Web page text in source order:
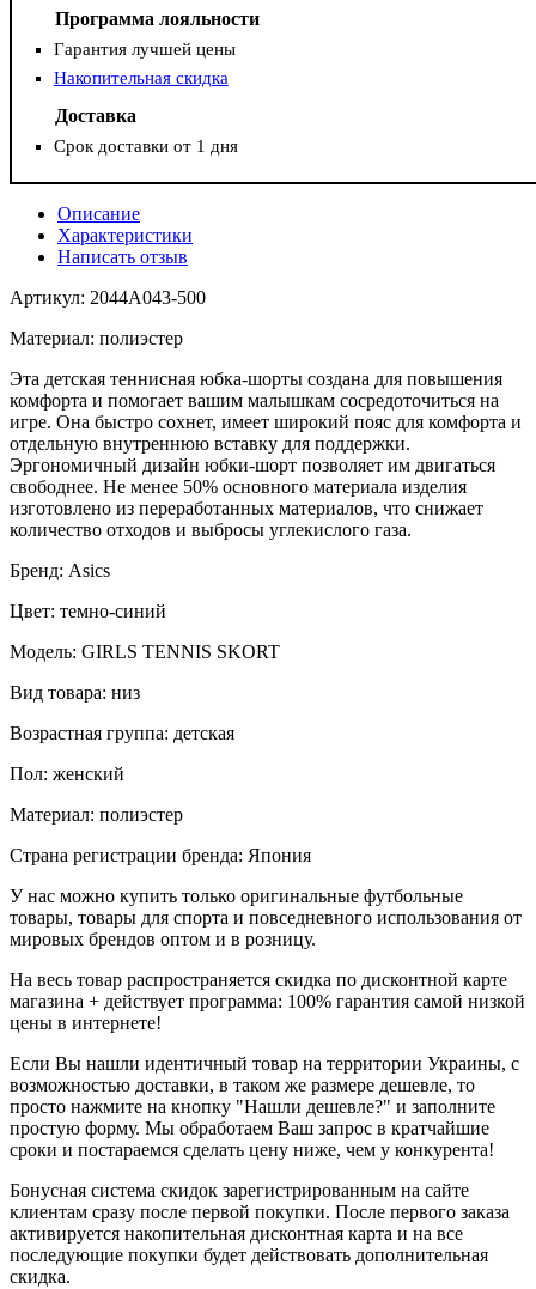
Программа лояльности
Гарантия лучшей цены
Накопительная скидка
Доставка
Срок доставки от 1 дня
Описание
Характеристики
Написать отзыв
Артикул: 2044A043-500
Материал: полиэстер
Эта детская теннисная юбка-шорты создана для повышения
комфорта и помогает вашим малышкам сосредоточиться на
игре. Она быстро сохнет, имеет широкий пояс для комфорта и
отдельную внутреннюю вставку для поддержки.
Эргономичный дизайн юбки-шорт позволяет им двигаться
свободнее. Не менее 50% основного материала изделия
изготовлено из переработанных материалов, что снижает
количество отходов и выбросы углекислого газа.
Бренд: Asics
Цвет: темно-синий
Модель: GIRLS TENNIS SKORT
Вид товара: низ
Возрастная группа: детская
Пол: женский
Материал: полиэстер
Страна регистрации бренда: Япония
У нас можно купить только оригинальные футбольные
товары, товары для спорта и повседневного использования от
мировых брендов оптом и в розницу.
На весь товар распространяется скидка по дисконтной карте
магазина + действует программа: 100% гарантия самой низкой
цены в интернете!
Если Вы нашли идентичный товар на территории Украины, с
возможностью доставки, в таком же размере дешевле, то
просто нажмите на кнопку "Нашли дешевле?" и заполните
простую форму. Мы обработаем Ваш запрос в кратчайшие
сроки и постараемся сделать цену ниже, чем у конкурента!
Бонусная система скидок зарегистрированным на сайте
клиентам сразу после первой покупки. После первого заказа
активируется накопительная дисконтная карта и на все
последующие покупки будет действовать дополнительная
скидка.